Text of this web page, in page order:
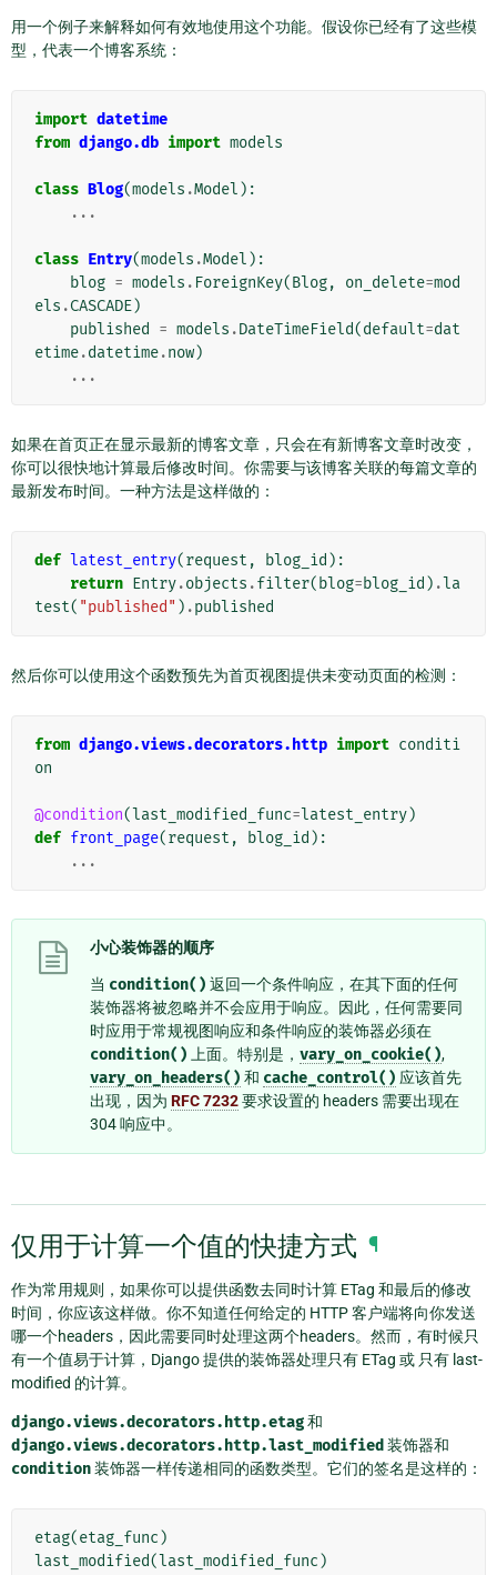
用一个例子来解释如何有效地使用这个功能。假设你已经有了这些模
型，代表一个博客系统：
import datetime
from django.db import models
class Blog(models .Model ):
...
class Entry(models .Model ):
blog = models . ForeignKey(Blog, on_delete=mod
els .CASCADE)
published
= models .DateTimeField(default=dat
etime.datetime.now)
...
如果在首页正在显示最新的博客文章，只会在有新博客文章时改变，
你可以很快地计算最后修改时间。你需要与该博客关联的每篇文章的
最新发布时间。一种方法是这样做的：
def latest_entry(request , blog_id ):
return Entry.objects .filter( blog=blog_id ) .la
test( "published" ) .published
然后你可以使用这个函数预先为首页视图提供未变动页面的检测：
from django.views.decorators.http import conditi
on
@condition(last_modified_func=latest_entry)
def front_page(request , blog_id ):
...
小心装饰器的顺序
当 condition() 返回一个条件响应，在其下面的任何
装饰器将被忽略并不会应用于响应。因此，任何需要同
时应用于常规视图响应和条件响应的装饰器必须在
condition() 上面。特别是， vary_on_cookie(),
vary_on_headers() 和 cache_control() 应该首先
出现，因为 RFC 7232要求设置的 headers 需要出现在
304 响应中。
仅用于计算一个值的快捷方式 ¶
作为常用规则，如果你可以提供函数去同时计算 ETag 和最后的修改
时间，你应该这样做。你不知道任何给定的 HTTP 客户端将向你发送
哪一个headers，因此需要同时处理这两个headers。然而，有时候只
有一个值易于计算，Django 提供的装饰器处理只有 ETag 或 只有 last-
modified 的计算。
django.views.decorators.http.etag和
django.views.decorators.http.last_modified 装饰器和
condition装饰器一样传递相同的函数类型。它们的签名是这样的：
etag(etag_func )
last_modified(last_modified_func )